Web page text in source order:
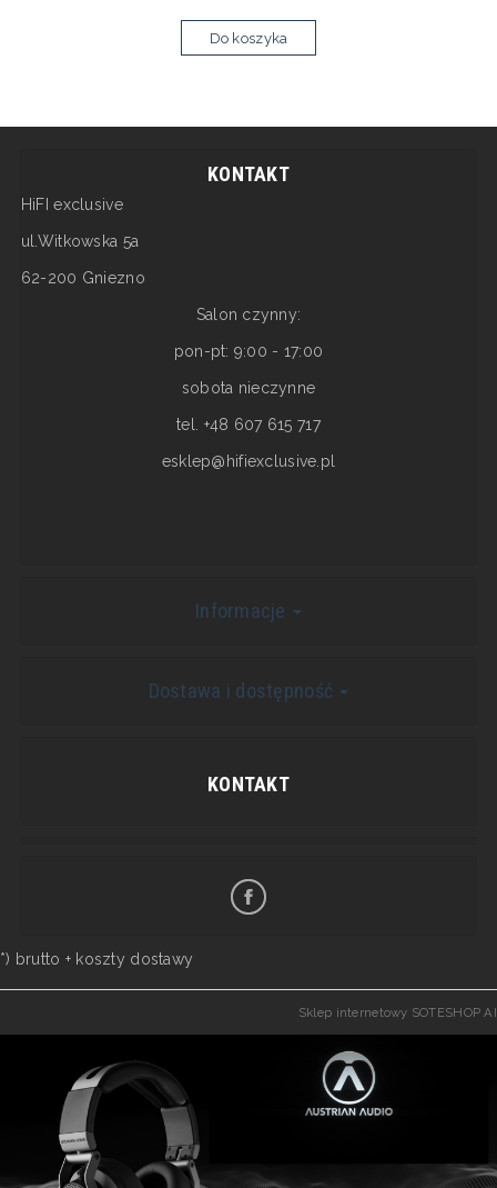
Do koszyka
KONTAKT
HiFI exclusive
ul.Witkowska 5a
62-200 Gniezno
Salon czynny:
pon-pt: 9:00 - 17:00
sobota nieczynne
tel. +48 607 615 717
esklep@hifiexclusive.pl
Informacje
Dostawa i dostępność
KONTAKT
*) brutto + koszty dostawy
Sklep internetowy SOTESHOP AI